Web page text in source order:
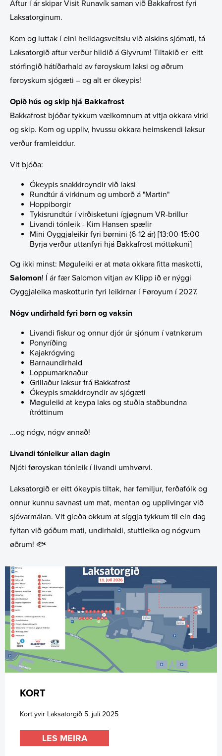
Varskógvaraskipan
Laksatorgið 2026
Aftur í ár skipar Visit Runavík saman við Bakkafrost fyri
Laksatorginum.
Kom og luttak í eini heildagsveitslu við alskins sjómati, tá
Laksatorgið aftur verður hildið á Glyvrum! Tiltakið er eitt
stórfingið hátíðarhald av føroyskum laksi og øðrum
føroyskum sjógæti – og alt er ókeypis!
Opið hús og skip hjá Bakkafrost
Bakkafrost bjóðar tykkum vælkomnum at vitja okkara virki
og skip. Kom og uppliv, hvussu okkara heimskendi laksur
verður framleiddur.
Vit bjóða:
Ókeypis snakkiroyndir við laksi
Rundtúr á virkinum og umborð á "Martin"
Hoppiborgir
Tykisrundtúr í virðisketuni ígjøgnum VR-brillur
Livandi tónleik - Kim Hansen spælir
Mini Oyggjaleikir fyri børnini (6-12 ár) [13:00-15:00
Byrja verður uttanfyri hjá Bakkafrost móttøkuni]
Og ikki minst: Møguleiki er at møta okkara fitta maskotti,
Salomon! Í ár fær Salomon vitjan av Klipp ið er nýggi
Oyggjaleika maskotturin fyri leikirnar í Føroyum í 2027.
Nógv undirhald fyri børn og vaksin
Livandi fiskur og onnur djór úr sjónum í vatnkørum
Ponyríðing
Kajakrógving
Barnaundirhald
Loppumarknaður
Grillaður laksur frá Bakkafrost
Ókeypis smakkiroyndir av sjógæti
Møguleiki at keypa laks og stuðla staðbundna
ítróttinum
...og nógv, nógv annað!
Livandi tónleikur allan dagin
Njóti føroyskan tónleik í livandi umhvørvi.
Laksatorgið er eitt ókeypis tiltak, har familjur, ferðafólk og
onnur kunnu savnast um mat, mentan og upplivingar við
sjóvarmálan. Vit gleða okkum at síggja tykkum til ein dag
fyltan við góðum mati, undirhaldi, stuttleika og nógvum
øðrum! 🐟
KORT
Kort yvir Laksatorgið 5. juli 2025
LES MEIRA